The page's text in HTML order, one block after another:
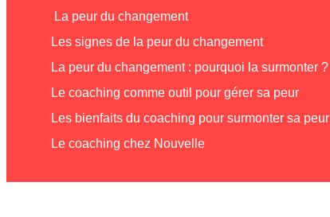
La peur du changement
Les signes de la peur du changement
La peur du changement : pourquoi la surmonter ?
Le coaching comme outil pour gérer sa peur
Les bienfaits du coaching pour surmonter sa peur
Le coaching chez Nouvelle